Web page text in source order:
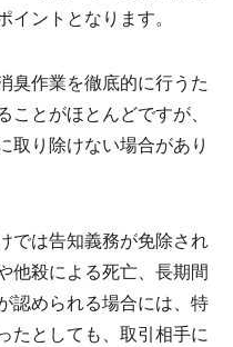
イントとなります。
臭作業を徹底的に行うた
とがほとんどですが、
取り除けない場合があり
では告知義務が免除され
他殺による死亡、 長期間
められる場合には、 特
としても、 取引相手に